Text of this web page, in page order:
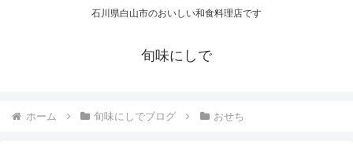
石川県白山市のおいしい和食料理店です
旬味にしで
ホーム 旬味にしでブログ おせち